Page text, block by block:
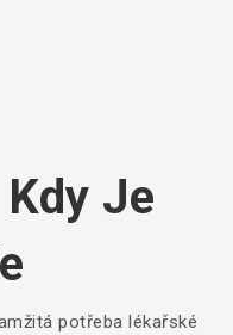
Je
potřeba lékařské